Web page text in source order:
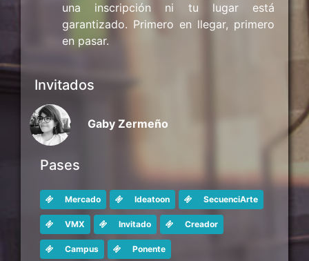
una inscripción ni tu lugar está
garantizado. Primero en llegar, primero
en pasar.
Invitados
Gaby Zermeño
Pases
Mercado Ideatoon SecuenciArte
VMX Invitado Creador
Campus Ponente